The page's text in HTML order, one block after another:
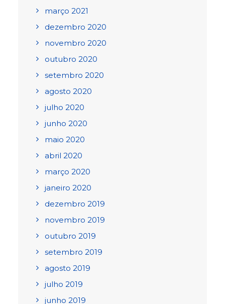
março 2021
dezembro 2020
novembro 2020
outubro 2020
setembro 2020
agosto 2020
julho 2020
junho 2020
maio 2020
abril 2020
março 2020
janeiro 2020
dezembro 2019
novembro 2019
outubro 2019
setembro 2019
agosto 2019
julho 2019
junho 2019